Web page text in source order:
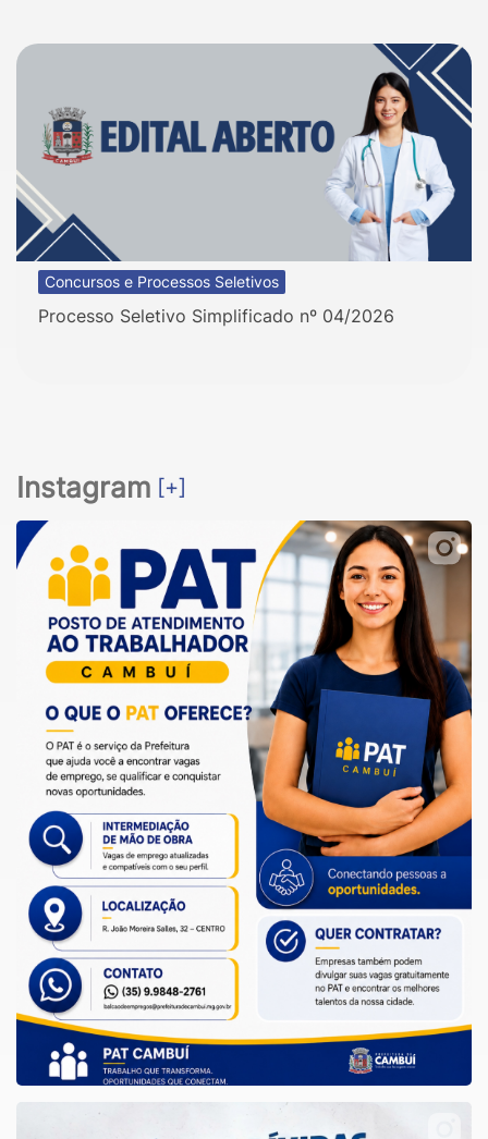
Concursos e Processos Seletivos
Processo Seletivo Simplificado nº 04/2026
Instagram [+]